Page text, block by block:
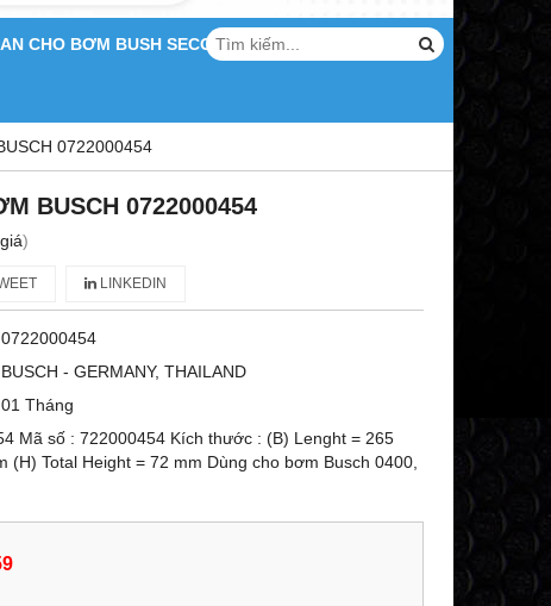
CHO BƠM BUSH SECO
0722000454
BUSCH 0722000454
)
LINKEDIN
0722000454
BUSCH - GERMANY, THAILAND
01 Tháng
Mã số : 722000454 Kích thước : (B) Lenght = 265
(H) Total Height = 72 mm Dùng cho bơm Busch 0400,